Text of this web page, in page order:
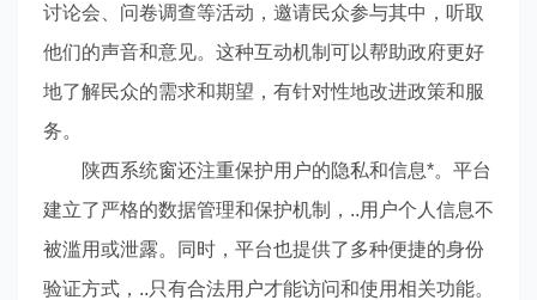
讨论会、问卷调查等活动，邀请民众参与其中，听取
他们的声音和意见。这种互动机制可以帮助政府更好
地了解民众的需求和期望，有针对性地改进政策和服
务。
陕西系统窗还注重保护用户的隐私和信息*。平台
建立了严格的数据管理和保护机制，..用户个人信息不
被滥用或泄露。同时，平台也提供了多种便捷的身份
验证方式，..只有合法用户才能访问和使用相关功能。